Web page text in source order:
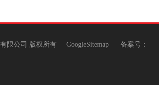
有限公司 版权所有 GoogleSitemap备案号：